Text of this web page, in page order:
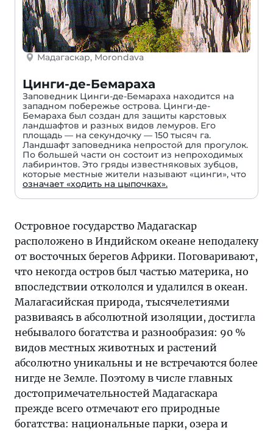
Мадагаскар, Morondava
Цинги-де-Бемараха
Заповедник Цинги-де-Бемараха находится на
западном побережье острова. Цинги-де-
Бемараха был создан для защиты карстовых
ландшафтов и разных видов лемуров. Его
площадь — на секундочку — 150 тысяч га.
Ландшафт заповедника непростой для прогулок.
По большей части он состоит из непроходимых
лабиринтов. Это гряды известняковых зубцов,
которые местные жители называют «цинги», что
означает «ходить на цыпочках».
Островное государство Мадагаскар
расположено в Индийском океане неподалеку
от восточных берегов Африки. Поговаривают,
что некогда остров был частью материка, но
впоследствии откололся и удалился в океан.
Малагасийская природа, тысячелетиями
развиваясь в абсолютной изоляции, достигла
небывалого богатства и разнообразия: 90 %
видов местных животных и растений
абсолютно уникальны и не встречаются более
нигде не Земле. Поэтому в числе главных
достопримечательностей Мадагаскара
прежде всего отмечают его природные
богатства: национальные парки, озера и